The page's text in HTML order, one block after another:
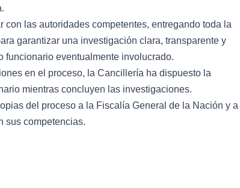
las autoridades competentes, entregando toda la
garantizar una investigación clara, transparente y
funcionario eventualmente involucrado.
en el proceso, la Cancillería ha dispuesto la
mientras concluyen las investigaciones.
del proceso a la Fiscalía General de la Nación y a
sus competencias.